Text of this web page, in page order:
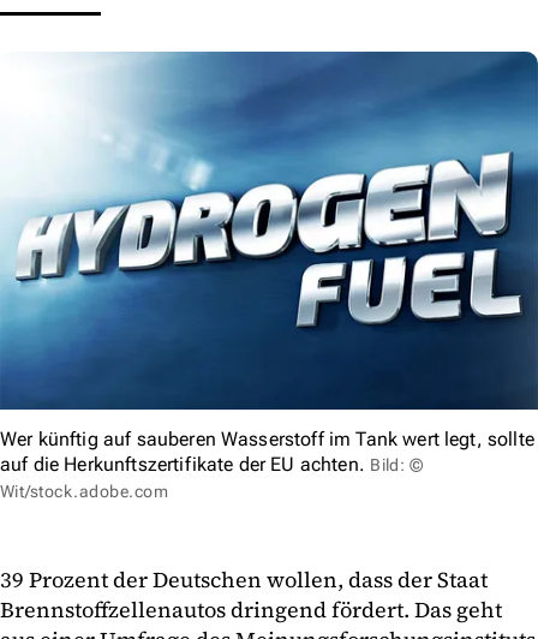
Wer künftig auf sauberen Wasserstoff im Tank wert legt, sollte
auf die Herkunftszertifikate der EU achten. Bild: ©
Wit/stock.adobe.com
39 Prozent der Deutschen wollen, dass der Staat
Brennstoffzellenautos dringend fördert. Das geht